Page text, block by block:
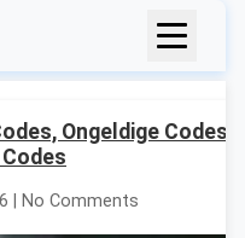
Ongeldige Codes,
| No Comments